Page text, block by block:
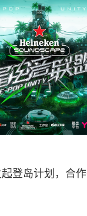
登岛计划，合